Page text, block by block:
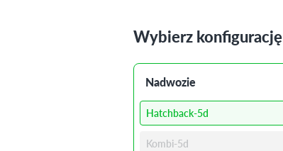
Wybierz konfigurację
Nadwozie
Hatchback-5d
Kombi-5d